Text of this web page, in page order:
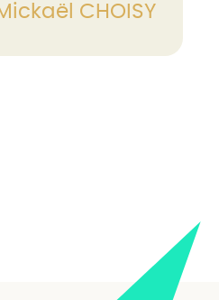
CHOISY